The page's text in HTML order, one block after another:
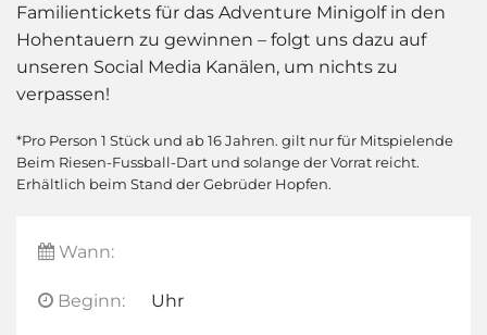
Familientickets für das Adventure Minigolf in den
Hohentauern zu gewinnen – folgt uns dazu auf
unseren Social Media Kanälen, um nichts zu
verpassen!
*Pro Person 1 Stück und ab 16 Jahren. gilt nur für Mitspielende
Beim Riesen-Fussball-Dart und solange der Vorrat reicht.
Erhältlich beim Stand der Gebrüder Hopfen.
Wann:
Beginn: Uhr